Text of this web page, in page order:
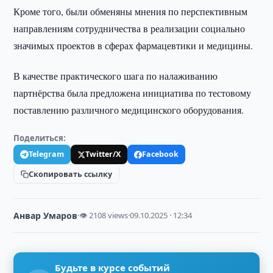
Кроме того, были обменяны мнения по перспективным
направлениям сотрудничества в реализации социально
значимых проектов в сферах фармацевтики и медицины.
В качестве практического шага по налаживанию
партнёрства была предложена инициатива по тестовому
поставлению различного медицинского оборудования.
Поделиться:
Telegram Twitter/X
Facebook
Скопировать ссылку
Анвар Умаров·👁 2108 views·09.10.2025 · 12:34
Будьте в курсе событий